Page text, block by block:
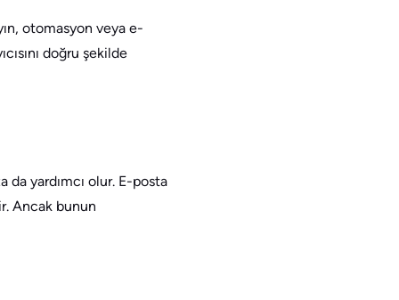
otomasyon veya e-
doğru şekilde
da yardımcı olur. E-posta
Ancak bunun